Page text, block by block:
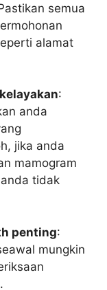
semua
alamat
:
anda
jika anda
mamogram
tidak
penting:
mungkin